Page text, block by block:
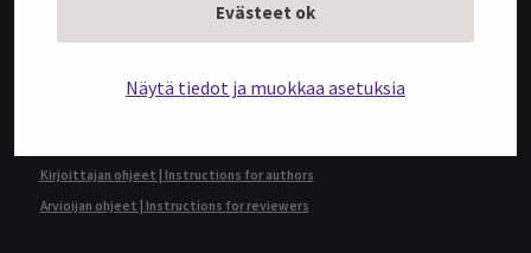
Evästeet ok
Näytä tiedot ja muokkaa asetuksia
SEAMK JOURNAL
SEAMK Journalin artikkelit
Kirjoittajan ohjeet | Instructions for authors
Arvioijan ohjeet | Instructions for reviewers